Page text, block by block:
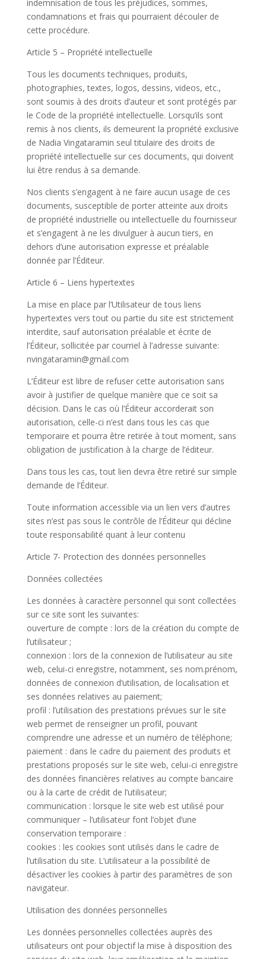
indemnisation de tous les préjudices, sommes,
condamnations et frais qui pourraient découler de
cette procédure.
Article 5 – Propriété intellectuelle
Tous les documents techniques, produits,
photographies, textes, logos, dessins, videos, etc.,
sont soumis à des droits d’auteur et sont protégés par
le Code de la propriété intellectuelle. Lorsqu’ils sont
remis à nos clients, ils demeurent la propriété exclusive
de Nadia Vingataramin seul titulaire des droits de
propriété intellectuelle sur ces documents, qui doivent
lui être rendus à sa demande.
Nos clients s’engagent à ne faire aucun usage de ces
documents, susceptible de porter atteinte aux droits
de propriété industrielle ou intellectuelle du fournisseur
et s’engagent à ne les divulguer à aucun tiers, en
dehors d’une autorisation expresse et préalable
donnée par l’Éditeur.
Article 6 – Liens hypertextes
La mise en place par l’Utilisateur de tous liens
hypertextes vers tout ou partie du site est strictement
interdite, sauf autorisation préalable et écrite de
l’Éditeur, sollicitée par courriel à l’adresse suivante:
nvingataramin@gmail.com
L’Éditeur est libre de refuser cette autorisation sans
avoir à justifier de quelque manière que ce soit sa
décision. Dans le cas où l’Éditeur accorderait son
autorisation, celle-ci n’est dans tous les cas que
temporaire et pourra être retirée à tout moment, sans
obligation de justification à la charge de l’éditeur.
Dans tous les cas, tout lien devra être retiré sur simple
demande de l’Éditeur.
Toute information accessible via un lien vers d’autres
sites n’est pas sous le contrôle de l’Éditeur qui décline
toute responsabilité quant à leur contenu
Article 7- Protection des données personnelles
Données collectées
Les données à caractère personnel qui sont collectées
sur ce site sont les suivantes:
ouverture de compte : lors de la création du compte de
l’utilisateur ;
connexion : lors de la connexion de l’utilisateur au site
web, celui-ci enregistre, notamment, ses nom.prénom,
données de connexion d’utilisation, de localisation et
ses données relatives au paiement;
profil : l’utilisation des prestations prévues sur le site
web permet de renseigner un profil, pouvant
comprendre une adresse et un numéro de téléphone;
paiement : dans le cadre du paiement des produits et
prestations proposés sur le site web, celui-ci enregistre
des données financières relatives au compte bancaire
ou à la carte de crédit de l’utilisateur;
communication : lorsque le site web est utilisé pour
communiquer – l’utilisateur font l’objet d’une
conservation temporaire :
cookies : les cookies sont utilisés dans le cadre de
l’utilisation du site. L’utilisateur a la possibilité de
désactiver les cookies à partir des paramètres de son
navigateur.
Utilisation des données personnelles
Les données personnelles collectées auprès des
utilisateurs ont pour objectif la mise à disposition des